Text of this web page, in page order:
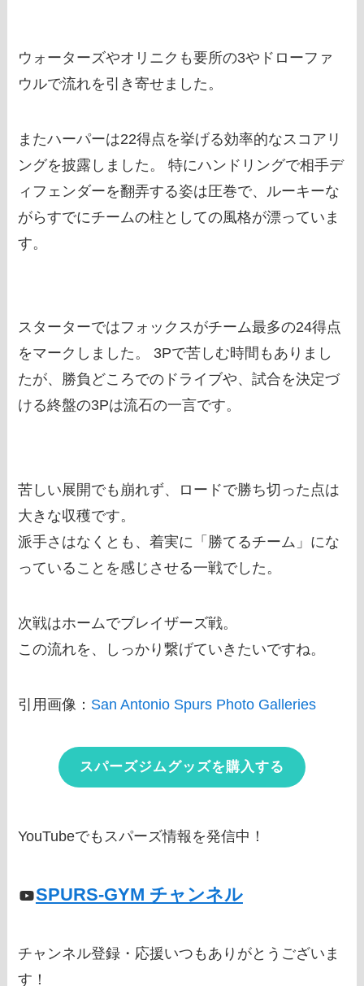
ウォーターズやオリニクも要所の3やドローファ
ウルで流れを引き寄せました。
またハーパーは22得点を挙げる効率的なスコアリ
ングを披露しました。 特にハンドリングで相手デ
ィフェンダーを翻弄する姿は圧巻で、ルーキーな
がらすでにチームの柱としての風格が漂っていま
す。
スターターではフォックスがチーム最多の24得点
をマークしました。 3Pで苦しむ時間もありまし
たが、勝負どころでのドライブや、試合を決定づ
ける終盤の3Pは流石の一言です。
苦しい展開でも崩れず、ロードで勝ち切った点は
大きな収穫です。
派手さはなくとも、着実に「勝てるチーム」にな
っていることを感じさせる一戦でした。
次戦はホームでブレイザーズ戦。
この流れを、しっかり繋げていきたいですね。
引用画像： San Antonio Spurs Photo Galleries
スパーズジムグッズを購入する
YouTubeでもスパーズ情報を発信中！
SPURS-GYM チャンネル
チャンネル登録・応援いつもありがとうございま
す！